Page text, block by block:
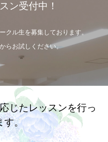
ン受付中！
クル生を募集しております。
らお試しください。
じたレッスンを行っ
す。